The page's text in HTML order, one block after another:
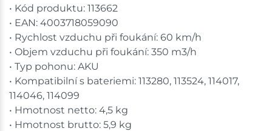
• Kód produktu: 113662
• EAN: 4003718059090
• Rychlost vzduchu při foukání: 60 km/h
• Objem vzduchu při foukání: 350 m3/h
• Typ pohonu: AKU
• Kompatibilní s bateriemi: 113280, 113524, 114017,
114046, 114099
• Hmotnost netto: 4,5 kg
• Hmotnost brutto: 5,9 kg